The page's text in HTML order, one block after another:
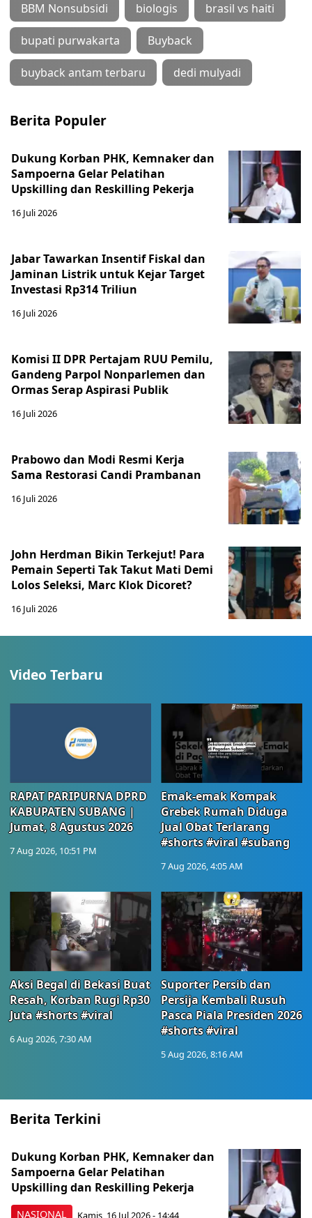
BBM Nonsubsidi biologis brasil vs haiti
bupati purwakarta Buyback
buyback antam terbaru dedi mulyadi
Berita Populer
Dukung Korban PHK, Kemnaker dan
Sampoerna Gelar Pelatihan
Upskilling dan Reskilling Pekerja
16 Juli 2026
Jabar Tawarkan Insentif Fiskal dan
Jaminan Listrik untuk Kejar Target
Investasi Rp314 Triliun
16 Juli 2026
Komisi II DPR Pertajam RUU Pemilu,
Gandeng Parpol Nonparlemen dan
Ormas Serap Aspirasi Publik
16 Juli 2026
Prabowo dan Modi Resmi Kerja
Sama Restorasi Candi Prambanan
16 Juli 2026
John Herdman Bikin Terkejut! Para
Pemain Seperti Tak Takut Mati Demi
Lolos Seleksi, Marc Klok Dicoret?
16 Juli 2026
Video Terbaru
RAPAT PARIPURNA DPRD
KABUPATEN SUBANG |
Jumat, 8 Agustus 2026
7 Aug 2026, 10:51 PM
Emak-emak Kompak
Grebek Rumah Diduga
Jual Obat Terlarang
#shorts #viral #subang
7 Aug 2026, 4:05 AM
Aksi Begal di Bekasi Buat
Resah, Korban Rugi Rp30
Juta #shorts #viral
6 Aug 2026, 7:30 AM
Suporter Persib dan
Persija Kembali Rusuh
Pasca Piala Presiden 2026
#shorts #viral
5 Aug 2026, 8:16 AM
Berita Terkini
NASIONAL
Dukung Korban PHK, Kemnaker dan
Sampoerna Gelar Pelatihan
Upskilling dan Reskilling Pekerja
Kamis, 16 Jul 2026 - 14:44